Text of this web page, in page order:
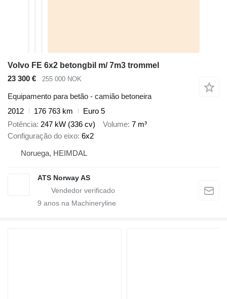
Volvo FE 6x2 betongbil m/ 7m3 trommel
23 300 €
255 000 NOK
Equipamento para betão - camião betoneira
2012
176 763 km
Euro 5
Potência 247 kW (336 cv) Volume 7 m³
Configuração do eixo 6x2
Noruega, HEIMDAL
ATS Norway AS
9 anos na Machineryline